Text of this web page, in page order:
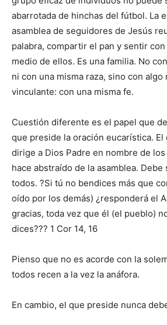
abarrotada de hinchas del fútbol. La
asamblea de seguidores de Jesús
palabra, compartir el pan y sentir
medio de ellos. Es una familia. No
ni con una misma raza, sino con algo
vinculante: con una misma fe.
Cuestión diferente es el papel que
que preside la oración eucarística. El
dirige a Dios Padre en nombre de
hace abstraído de la asamblea.
todos. ?Si tú no bendices más que
oído por los demás) ¿responderá el
gracias, toda vez que él (el pueblo)
dices??? 1 Cor 14, 16
Pienso que no es acorde con la
todos recen a la vez la anáfora.
En cambio, el que preside nunca